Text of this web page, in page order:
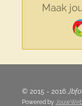
Maak
© 2015 - 2016
Powered by